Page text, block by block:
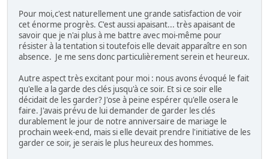
Pour moi,c'est naturellement une grande satisfaction de voir
cet énorme progrès. C'est aussi apaisant... très apaisant de
savoir que je n'ai plus à me battre avec moi-même pour
résister à la tentation si toutefois elle devait apparaître en son
absence. Je me sens donc particulièrement serein et heureux.
Autre aspect très excitant pour moi : nous avons évoqué le fait
qu'elle a la garde des clés jusqu'à ce soir. Et si ce soir elle
décidait de les garder? J'ose à peine espérer qu'elle osera le
faire. J'avais prévu de lui demander de garder les clés
durablement le jour de notre anniversaire de mariage le
prochain week-end, mais si elle devait prendre l'initiative de les
garder ce soir, je serais le plus heureux des hommes.